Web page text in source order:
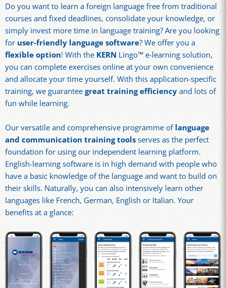
Do you want to learn a foreign language free from traditional
courses and fixed deadlines, consolidate your knowledge, or
simply invest more time in language training? Are you looking
for user-friendly language software? We offer you a
flexible option! With the KERN Lingo™ e-learning solution,
you can complete exercises online at your own convenience
and allocate your time yourself. With this application-specific
training, we guaranteegreat training efficiencyand lots of
fun while learning.
Our versatile and comprehensive programme oflanguage
and communication training toolsserves as the perfect
foundation for using our independent learning platform.
English-learning software is in high demand with people who
have a basic knowledge of the language and want to build on
their skills. Naturally, you can also intensively learn other
languages like French, German, English or Italian. Your
benefits at a glance: